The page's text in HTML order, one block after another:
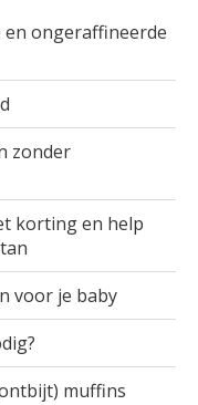
ongeraffineerde
zonder
korting en help
voor je baby
muffins